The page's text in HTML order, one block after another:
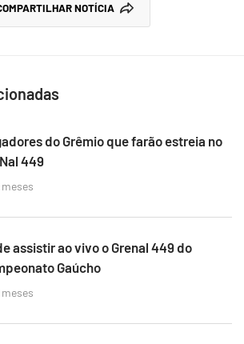
NOTÍCIA
do Grêmio que farão estreia no
449
meses
assistir ao vivo o Grenal 449 do
Gaúcho
meses